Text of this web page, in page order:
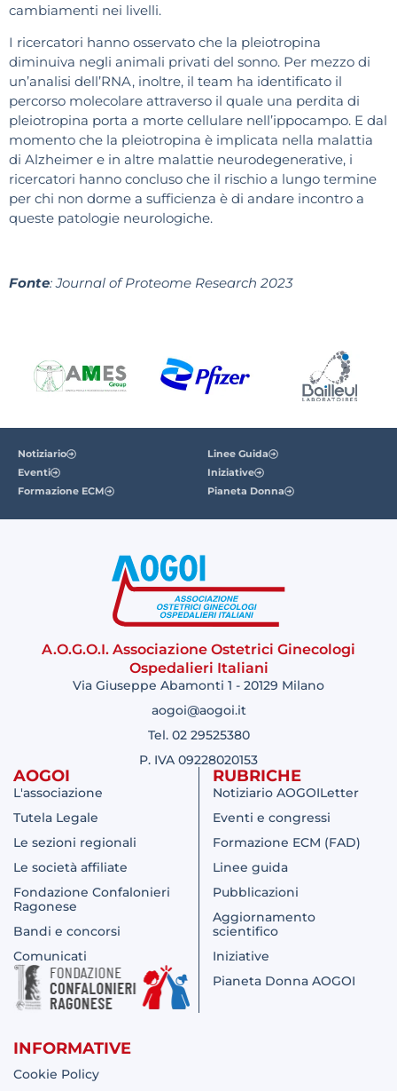
cambiamenti nei livelli.
I ricercatori hanno osservato che la pleiotropina
diminuiva negli animali privati del sonno. Per mezzo di
un’analisi dell’RNA, inoltre, il team ha identificato il
percorso molecolare attraverso il quale una perdita di
pleiotropina porta a morte cellulare nell’ippocampo. E dal
momento che la pleiotropina è implicata nella malattia
di Alzheimer e in altre malattie neurodegenerative, i
ricercatori hanno concluso che il rischio a lungo termine
per chi non dorme a sufficienza è di andare incontro a
queste patologie neurologiche.
Fonte: Journal of Proteome Research 2023
Notiziario
Eventi
Formazione ECM
Linee Guida
Iniziative
Pianeta Donna
A.O.G.O.I. Associazione Ostetrici Ginecologi
Ospedalieri Italiani
Via Giuseppe Abamonti 1 - 20129 Milano
aogoi@aogoi.it
Tel. 02 29525380
P. IVA 09228020153
AOGOI
L'associazione
Tutela Legale
Le sezioni regionali
Le società affiliate
Fondazione Confalonieri
Ragonese
Bandi e concorsi
Comunicati
RUBRICHE
Notiziario AOGOILetter
Eventi e congressi
Formazione ECM (FAD)
Linee guida
Pubblicazioni
Aggiornamento
scientifico
Iniziative
Pianeta Donna AOGOI
INFORMATIVE
Cookie Policy